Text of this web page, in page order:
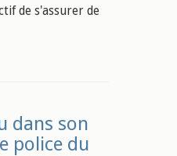
de s'assurer de
dans son
police du